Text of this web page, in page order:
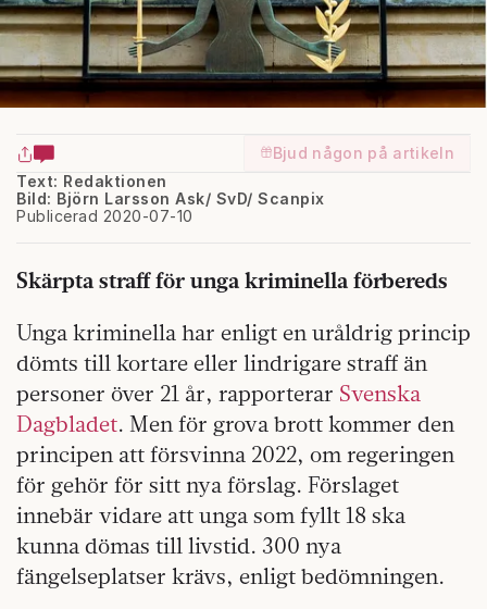
Bjud någon på artikeln
Text: Redaktionen
Publicerad 2020-07-10
Bild: Björn Larsson Ask/ SvD/ Scanpix
Skärpta straff för unga kriminella förbereds
Unga kriminella har enligt en uråldrig princip
dömts till kortare eller lindrigare straff än
personer över 21 år, rapporterar Svenska
Dagbladet. Men för grova brott kommer den
principen att försvinna 2022, om regeringen
för gehör för sitt nya förslag. Förslaget
innebär vidare att unga som fyllt 18 ska
kunna dömas till livstid. 300 nya
fängelseplatser krävs, enligt bedömningen.